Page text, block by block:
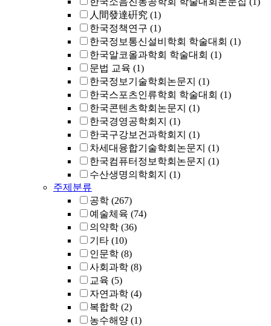
人間發達硏究 (1)
한국정책연구 (1)
한국정보통신설비학회 학술대회 (1)
한국알코올과학회 학술대회 (1)
문법 교육 (1)
한국정보기술학회논문지 (1)
한국스포츠인류학회 학술대회 (1)
한국콘텐츠학회논문지 (1)
한국경영공학회지 (1)
한국구강보건과학회지 (1)
차세대융합기술학회논문지 (1)
한국컴퓨터정보학회논문지 (1)
수산생명의학회지 (1)
주제분류
공학 (267)
예술체육 (74)
의약학 (36)
기타 (10)
인문학 (8)
사회과학 (8)
교육 (5)
자연과학 (4)
복합학 (2)
농수해양 (1)